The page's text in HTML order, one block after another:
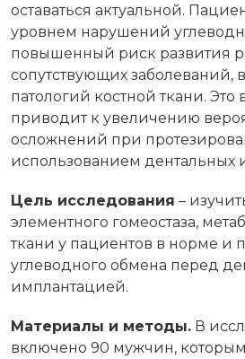
оставаться актуальной.
уровнем нарушений
повышенный риск развития
сопутствующих заболеваний,
патологий костной ткани.
приводит к увеличению
осложнений при
использованием дентальных
Цель исследования –
элементного гомеостаза,
ткани у пациентов в норме и
углеводного обмена перед
имплантацией.
Материалы и методы. В
включено 90 мужчин,